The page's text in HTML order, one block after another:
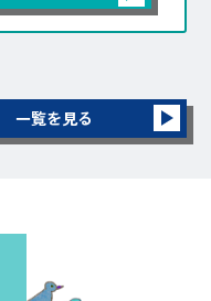
一覧を見る